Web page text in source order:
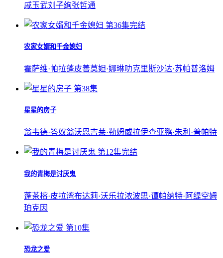
戚玉武刘子绚张哲通
第36集完结
农家女婿和千金媳妇
霍萨维·帕拉蓬皮善莫妲·娜琳叻克里斯沙达·苏帕普洛姆
第38集
星星的房子
翁韦德·答奴翁沃恩吉莱·勒姆威拉伊查亚鹏·朱利·普帕特
第12集完结
我的青梅是讨厌鬼
蓬茶榕·皮拉湾布达莉·沃乐拉浓波思·谭帕纳特·阿缇空姆
珀克因
第10集
恐龙之爱